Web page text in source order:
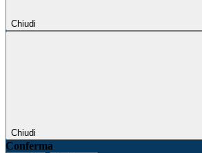
Chiudi
Chiudi
Conferma